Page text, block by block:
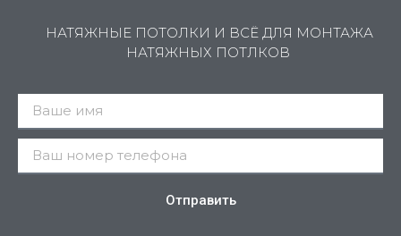
НАТЯЖНЫЕ ПОТОЛКИ И ВСЁ ДЛЯ МОНТАЖА
НАТЯЖНЫХ ПОТЛКОВ
Отправить